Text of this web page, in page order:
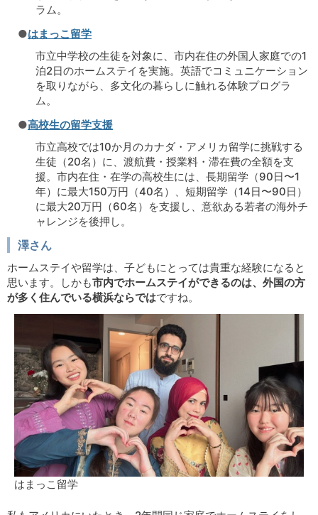
ラム。
●はまっこ留学
市立中学校の生徒を対象に、市内在住の外国人家庭での1
泊2日のホームステイを実施。英語でコミュニケーション
を取りながら、多文化の暮らしに触れる体験プログラ
ム。
●高校生の留学支援
市立高校では10か月のカナダ・アメリカ留学に挑戦する
生徒（20名）に、渡航費・授業料・滞在費の全額を支
援。市内在住・在学の高校生には、長期留学（90日〜1
年）に最大150万円（40名）、短期留学（14日〜90日）
に最大20万円（60名）を支援し、意欲ある若者の海外チ
ャレンジを後押し。
澤さん
ホームステイや留学は、子どもにとっては貴重な経験になると
思います。しかも市内でホームステイができるのは、外国の方
が多く住んでいる横浜ならではですね。
はまっこ留学